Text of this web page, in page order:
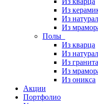
Из
Из
Из
Полы
Из кварца
Из
Из гранита
Из
Из оникса
Акции
Портфолио